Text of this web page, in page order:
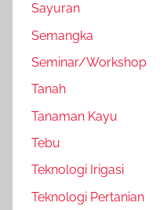
Sayuran
Semangka
Seminar/Workshop
Tanah
Tanaman Kayu
Tebu
Teknologi Irigasi
Teknologi Pertanian